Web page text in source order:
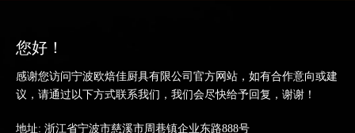
您好！
感谢您访问宁波欧焙佳厨具有限公司官方网站，如有合作意向或建
议，请通过以下方式联系我们，我们会尽快给予回复，谢谢！
地址: 浙江省宁波市慈溪市周巷镇企业东路888号